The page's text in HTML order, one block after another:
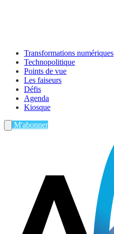
Transformations numériques
Technopolitique
Points de vue
Les faiseurs
Défis
Agenda
Kiosque
M'abonner